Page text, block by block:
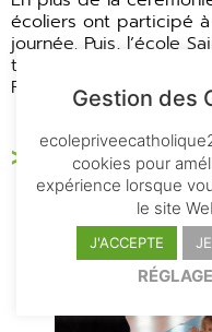
écoliers ont participé
journée. Puis, l’école
transmis la flamme à
Ploeuc-L’Hermitage
BROONS –
HERBE À
Gestion des
cookies pour
expérience lorsque
le site
J'ACCEPTE